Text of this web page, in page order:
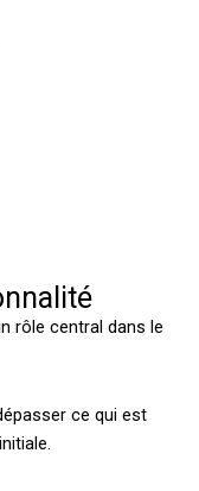
rôle central dans le
ce qui est